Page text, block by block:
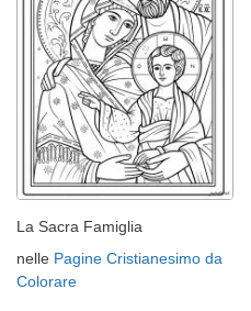
La Sacra Famiglia
nelle Pagine Cristianesimo da
Colorare